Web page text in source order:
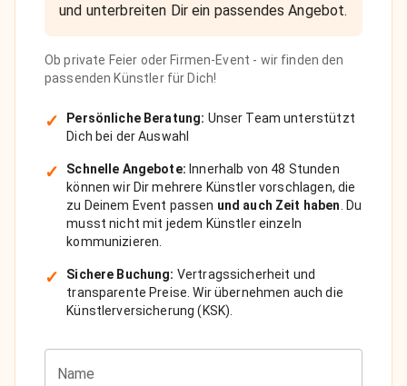
und unterbreiten Dir ein passendes Angebot.
Ob private Feier oder Firmen-Event - wir finden den
passenden Künstler für Dich!
✓ Persönliche Beratung: Unser Team unterstützt
Dich bei der Auswahl
✓ Schnelle Angebote: Innerhalb von 48 Stunden
können wir Dir mehrere Künstler vorschlagen, die
zu Deinem Event passen und auch Zeit haben . Du
musst nicht mit jedem Künstler einzeln
kommunizieren.
✓ Sichere Buchung: Vertragssicherheit und
transparente Preise. Wir übernehmen auch die
Künstlerversicherung (KSK).
Name